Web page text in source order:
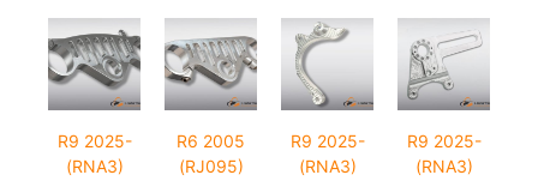
R9 2025-
(RNA3)
R6 2005
(RJ095)
R9 2025-
(RNA3)
R9 2025-
(RNA3)